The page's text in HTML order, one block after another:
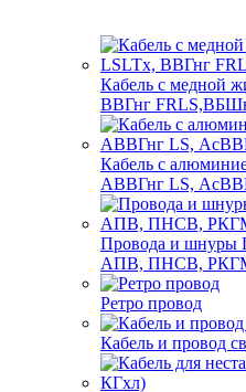
Кабель с медной
ВВГнг
Кабель с
АВВГнг LS,
Провода и
АПВ, ПНСВ,
Ретро провод
Кабель и провод